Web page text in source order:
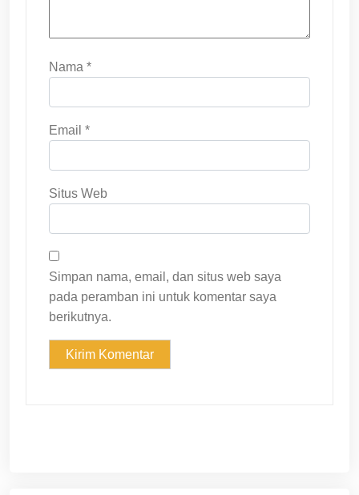
Nama *
Email *
Situs Web
Simpan nama, email, dan situs web saya
pada peramban ini untuk komentar saya
berikutnya.